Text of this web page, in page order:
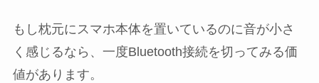
もし枕元にスマホ本体を置いているのに音が小さ
く感じるなら、一度Bluetooth接続を切ってみる価
値があります。